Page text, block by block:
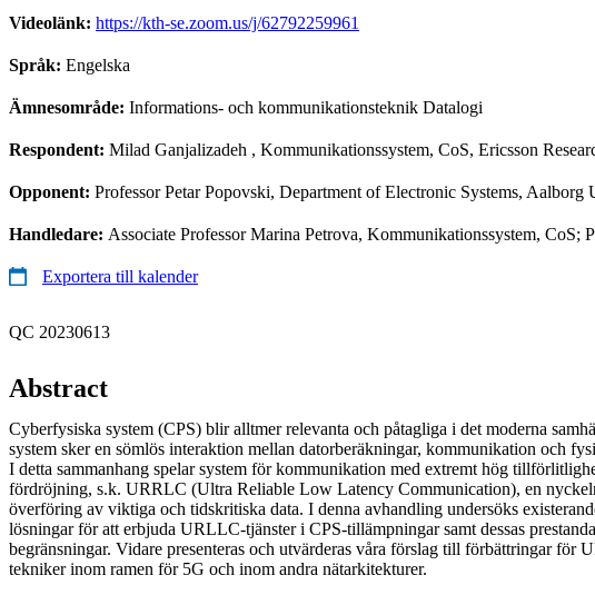
Videolänk: https://kth-se.zoom.us/j/62792259961
Språk: Engelska
Ämnesområde: Informations- och kommunikationsteknik Datalogi
Respondent: Milad Ganjalizadeh , Kommunikationssystem, CoS, Ericsson
Opponent: Professor Petar Popovski, Department of Electronic Systems,
Handledare: Associate Professor Marina Petrova, Kommunikationssystem, CoS;
Exportera till kalender
QC 20230613
Abstract
Cyberfysiska system (CPS) blir alltmer relevanta och påtagliga i det moderna
system sker en sömlös interaktion mellan datorberäkningar, kommunikation och
I detta sammanhang spelar system för kommunikation med extremt hög
fördröjning, s.k. URRLC (Ultra Reliable Low Latency Communication), en
överföring av viktiga och tidskritiska data. I denna avhandling undersöks
lösningar för att erbjuda URLLC-tjänster i CPS-tillämpningar samt dessas
begränsningar. Vidare presenteras och utvärderas våra förslag till förbättringar för
tekniker inom ramen för 5G och inom andra nätarkitekturer.